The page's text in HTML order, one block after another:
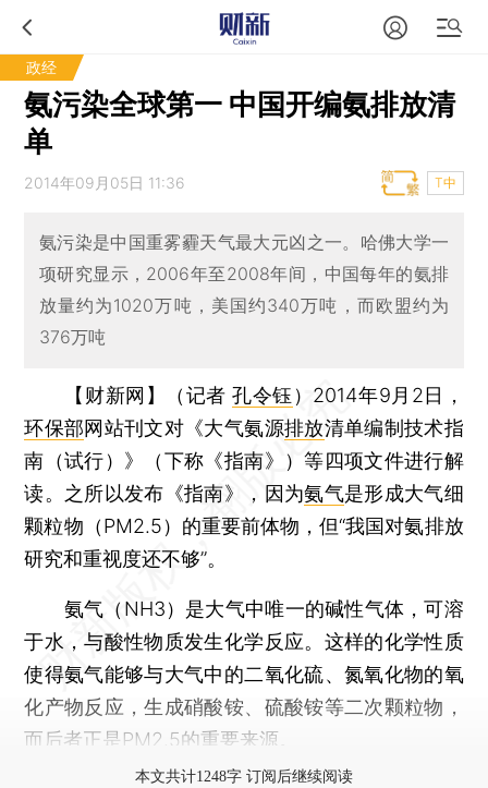
政经
氨污染全球第一 中国开编氨排放清
单
2014年09月05日 11:36 T中
氨污染是中国重雾霾天气最大元凶之一。哈佛大学一
项研究显示，2006年至2008年间，中国每年的氨排
放量约为1020万吨，美国约340万吨，而欧盟约为
376万吨
【财新网】（记者孔令钰 ） 2014年9月2日，
环保部网站刊文对《大气氨源排放清单编制技术指
南（试行）》（下称《指南》）等四项文件进行解
读。之所以发布《指南》，因为氨气是形成大气细
颗粒物（PM2.5）的重要前体物，但“我国对氨排放
研究和重视度还不够”。
氨气（NH3）是大气中唯一的碱性气体，可溶
于水，与酸性物质发生化学反应。这样的化学性质
使得氨气能够与大气中的二氧化硫、氮氧化物的氧
化产物反应，生成硝酸铵、硫酸铵等二次颗粒物，
而后者正是PM2.5的重要来源。
本文共计1248字 订阅后继续阅读